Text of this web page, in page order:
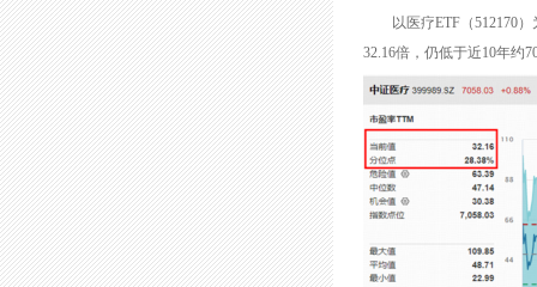
以医疗ETF（512170）
32.16倍，仍低于近10年约